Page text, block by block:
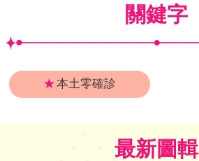
關鍵字
★本土零確診
最新圖輯